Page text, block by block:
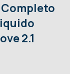
Completo
2.1